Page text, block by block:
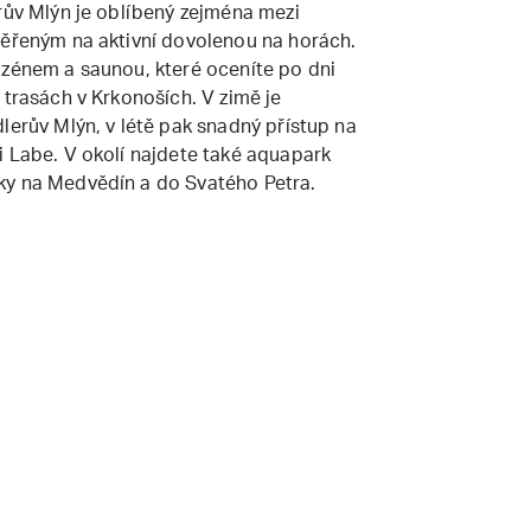
Mlýn je oblíbený zejména mezi
na aktivní dovolenou na horách.
a saunou, které oceníte po dni
v Krkonoších. V zimě je
Mlýn, v létě pak snadný přístup na
Labe. V okolí najdete také aquapark
na Medvědín a do Svatého Petra.